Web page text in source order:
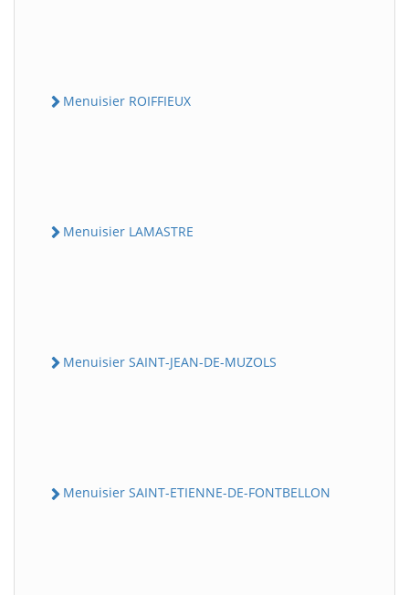
Menuisier ROIFFIEUX
Menuisier LAMASTRE
Menuisier SAINT-JEAN-DE-MUZOLS
Menuisier SAINT-ETIENNE-DE-FONTBELLON